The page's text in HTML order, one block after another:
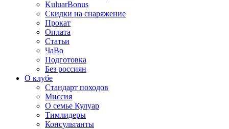
KuluarBonus
Скидки на снаряжение
Прокат
Оплата
Статьи
ЧаВо
Подготовка
Без россиян
О клубе
Стандарт походов
Миссия
О семье Кулуар
Тимлидеры
Консультанты